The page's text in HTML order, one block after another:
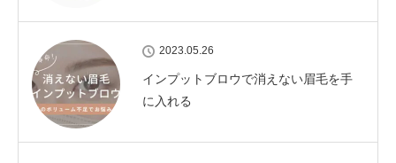
2023.05.26
インプットブロウで消えない眉毛を手
に入れる